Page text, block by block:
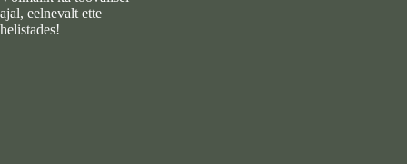
ajal, eelnevalt ette
helistades!